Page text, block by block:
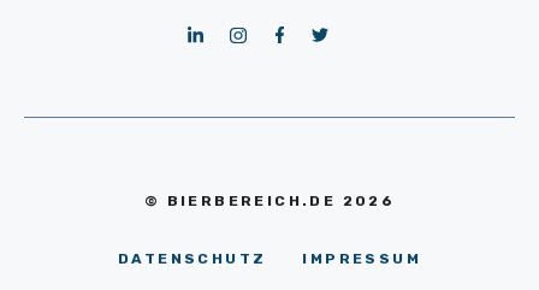
© BIERBEREICH.DE 2026
DATENSCHUTZ IMPRESSUM